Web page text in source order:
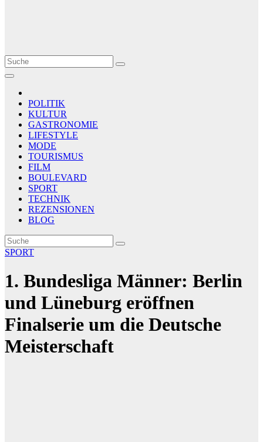
Le Matin
AGENCE DE PRESSE
POLITIK
KULTUR
GASTRONOMIE
LIFESTYLE
MODE
TOURISMUS
FILM
BOULEVARD
SPORT
TECHNIK
REZENSIONEN
BLOG
SPORT
1. Bundesliga Männer: Berlin
und Lüneburg eröffnen
Finalserie um die Deutsche
Meisterschaft